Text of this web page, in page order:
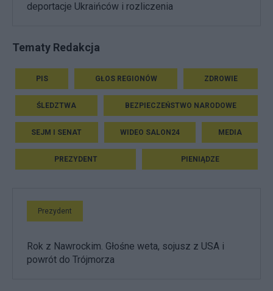
deportacje Ukraińców i rozliczenia
Tematy Redakcja
PIS GŁOS REGIONÓW ZDROWIE
ŚLEDZTWA BEZPIECZEŃSTWO NARODOWE
SEJM I SENAT WIDEO SALON24 MEDIA
PREZYDENT PIENIĄDZE
Prezydent
Rok z Nawrockim. Głośne weta, sojusz z USA i
powrót do Trójmorza